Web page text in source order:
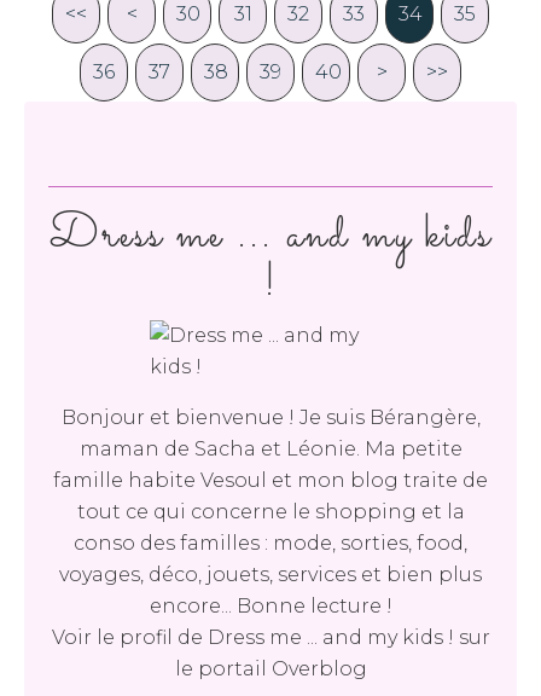
<< < 10
20
30 31 32 33 34 35
36 37 38 39 40 50
> >>
Dress me ... and my kids
!
Bonjour et bienvenue ! Je suis Bérangère,
maman de Sacha et Léonie. Ma petite
famille habite Vesoul et mon blog traite de
tout ce qui concerne le shopping et la
conso des familles : mode, sorties, food,
voyages, déco, jouets, services et bien plus
encore... Bonne lecture !
Voir le profil de Dress me ... and my kids ! sur
le portail Overblog